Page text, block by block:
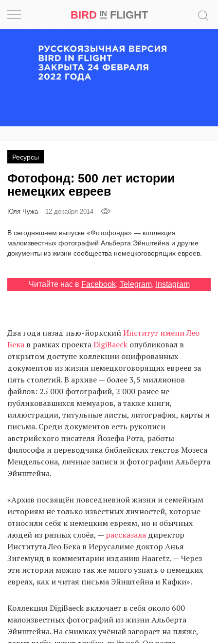
BIRD INFLIGHT
EN
UA
Ресурсы
Фотофонд: 500 лет истории
немецких евреев
Юля Чужа 12 декабря 2014
В сегодняшнем выпуске «Фотофонда» — коллекция
малоизвестных фотографий Альберта Эйнштейна и другие
документы из жизни сообщества немецкоговорящих евреев.
Читайте нас в Facebook, Telegram, Instagram
Два года назад нью-йоркскийИнститут имени Лео
Бека в рамках проектаDigiBaeck опубликовал в
открытом доступе коллекции оцифрованных
документов из жизни немецкоговорящих евреев за
пять столетий. В архиве — более 3,5 миллионов
файлов: 25 000 фотографий, 2 000 ранее не
публиковавшихся мемуаров, а также книги,
иллюстрации, титульные листы, литография, карты и
письма. Среди документов есть рукописи
австрийского писателя Йозефа Рота, работы
философа и переводчика библейских текстов Мозеса
Мендельсона, личные записи и фотографии Альберта
Эйнштейна.
«Архив посвящён повседневной жизни и семейным
историям не только известных личностей, которые
относили себя к немецким евреям, но и обычных
людей из разных слоёв, — рассказала директор
Института Лео Бека в Иерусалиме доктор Анья
Зигемунд в комментарии изданию Haaretz. — Через
эти истории можно так же много узнать о немецких
евреях, как и читая письма Эйнштейна и Кафки».
Коллекция DigiBaeck включает в себя около 600
малоизвестных фотографий из жизни Альберта
Эйнштейна. На снимках учёный загорает на пляже,